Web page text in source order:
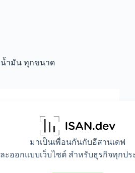
มาเป็นเพื่อนกันกับอีสานเดฟ
ะออกแบบเว็บไซต์ สำหรับธุรกิจทุกปร
น้ำมัน ทุกขนาด
บสร้างปั๊มน้ำมัน ทุกแบรนด์